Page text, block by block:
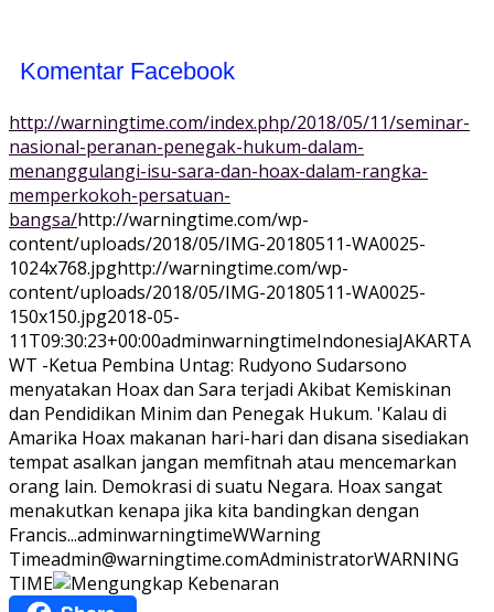
Komentar Facebook
http://warningtime.com/index.php/2018/05/11/seminar-
nasional-peranan-penegak-hukum-dalam-
menanggulangi-isu-sara-dan-hoax-dalam-rangka-
memperkokoh-persatuan-
bangsa/http://warningtime.com/wp-
content/uploads/2018/05/IMG-20180511-WA0025-
1024x768.jpghttp://warningtime.com/wp-
content/uploads/2018/05/IMG-20180511-WA0025-
150x150.jpg2018-05-
11T09:30:23+00:00adminwarningtimeIndonesiaJAKARTA
WT -Ketua Pembina Untag: Rudyono Sudarsono
menyatakan Hoax dan Sara terjadi Akibat Kemiskinan
dan Pendidikan Minim dan Penegak Hukum. 'Kalau di
Amarika Hoax makanan hari-hari dan disana sisediakan
tempat asalkan jangan memfitnah atau mencemarkan
orang lain. Demokrasi di suatu Negara. Hoax sangat
menakutkan kenapa jika kita bandingkan dengan
Francis...adminwarningtimeWWarning
Timeadmin@warningtime.comAdministratorWARNING
TIME